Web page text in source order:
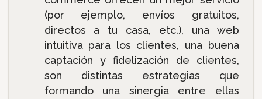
(por ejemplo, envíos gratuitos,
directos a tu casa, etc.), una web
intuitiva para los clientes, una buena
captación y fidelización de clientes,
son distintas estrategias que
formando una sinergia entre ellas